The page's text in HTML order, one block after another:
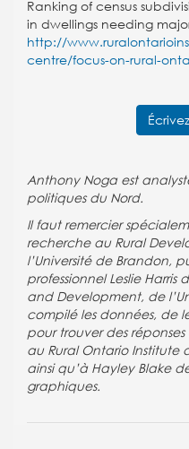
Ranking of census
in dwellings needing
http://
centre/focus-on-rural-
Anthony Noga est
politiques du Nord.
Il faut remercier
recherche au Rural
l’Université de Brandon,
professionnel Leslie
and Development, de
compilé les données, de
pour trouver des
au Rural Ontario Institute
ainsi qu’à Hayley Blake
graphiques.